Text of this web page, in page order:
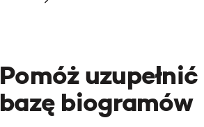
Pomóż uzupełnić
bazę biogramów